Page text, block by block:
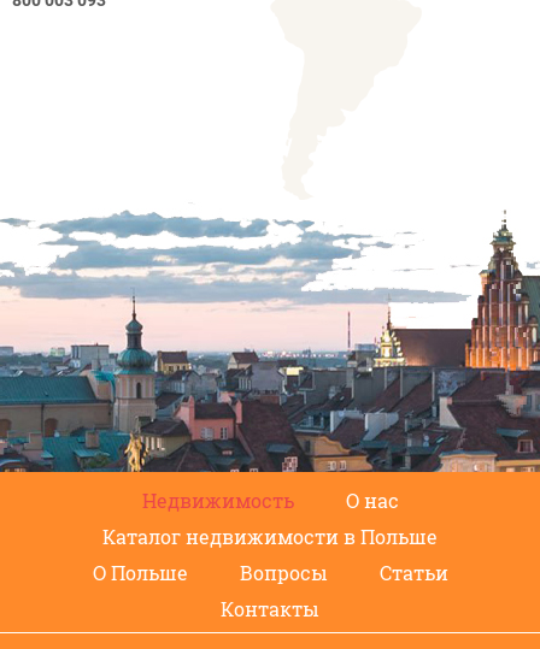
Недвижимость
О нас
Каталог недвижимости в Польше
О Польше
Вопросы
Статьи
Контакты